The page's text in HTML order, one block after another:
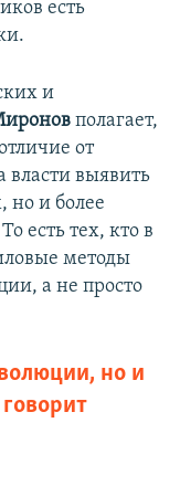
есть
и
полагает,
от
власти выявить
но и более
есть тех, кто в
методы
а не просто
но и